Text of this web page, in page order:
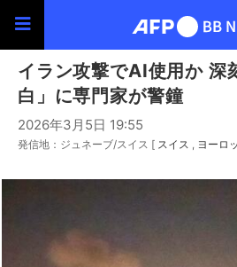
イラン攻撃でAI使用か 深
白」に専門家が警鐘
2026年3月5日 19:55
発信地：ジュネーブ/スイス [ スイス ヨーロ